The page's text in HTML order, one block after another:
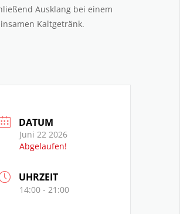
Ausklang bei einem
Kaltgetränk.
DATUM
Juni 22 2026
Abgelaufen!
UHRZEIT
14:00 - 21:00